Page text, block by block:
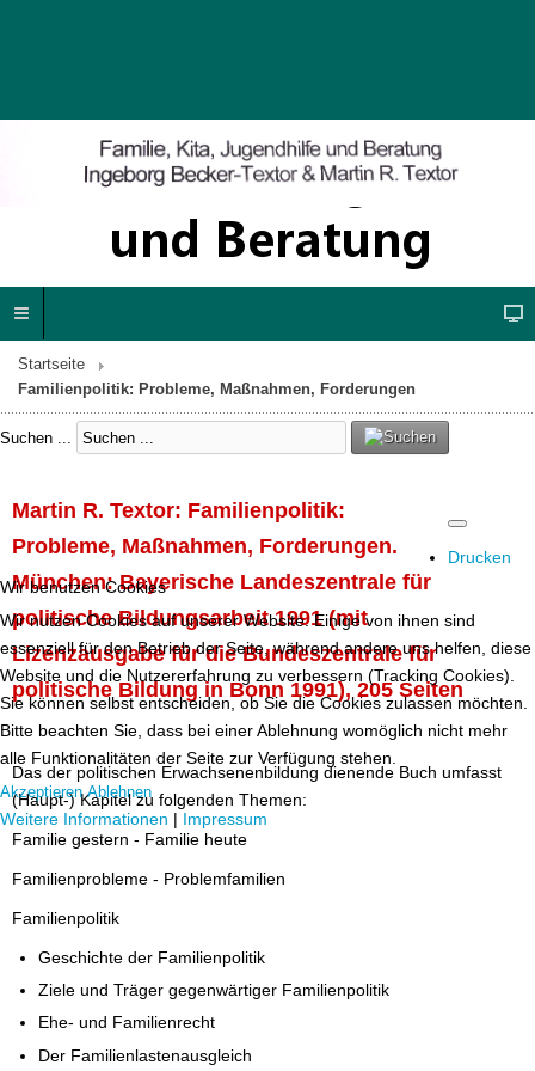
Startseite
Familienpolitik: Probleme, Maßnahmen, Forderungen
Suchen ...
Drucken
Martin R. Textor: Familienpolitik:
Probleme, Maßnahmen, Forderungen.
München: Bayerische Landeszentrale für
politische Bildungsarbeit 1991 (mit
Lizenzausgabe für die Bundeszentrale für
politische Bildung in Bonn 1991), 205 Seiten
Das der politischen Erwachsenenbildung dienende Buch umfasst
(Haupt-) Kapitel zu folgenden Themen:
Familie gestern - Familie heute
Familienprobleme - Problemfamilien
Familienpolitik
Geschichte der Familienpolitik
Ziele und Träger gegenwärtiger Familienpolitik
Ehe- und Familienrecht
Der Familienlastenausgleich
Wir benutzen Cookies
Wir nutzen Cookies auf unserer Website. Einige von ihnen sind
essenziell für den Betrieb der Seite, während andere uns helfen, diese
Website und die Nutzererfahrung zu verbessern (Tracking Cookies).
Sie können selbst entscheiden, ob Sie die Cookies zulassen möchten.
Bitte beachten Sie, dass bei einer Ablehnung womöglich nicht mehr
alle Funktionalitäten der Seite zur Verfügung stehen.
Akzeptieren Ablehnen
Weitere Informationen | Impressum